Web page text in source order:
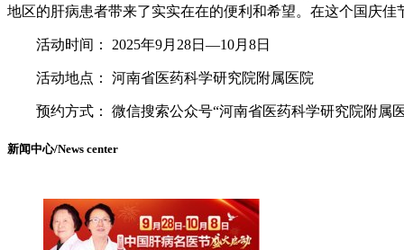
地区的肝病患者带来了实实在在的便利和希望。在这个国庆
活动时间： 2025年9月28日—10月8日
活动地点： 河南省医药科学研究院附属医院
预约方式： 微信搜索公众号“河南省医药科学研究院附属医
新闻中心/News center